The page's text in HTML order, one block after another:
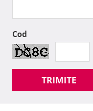
Cod
TRIMITE